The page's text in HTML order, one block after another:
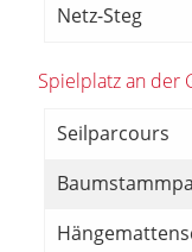
Netz-Steg
Spielplatz an der
Seilparcours